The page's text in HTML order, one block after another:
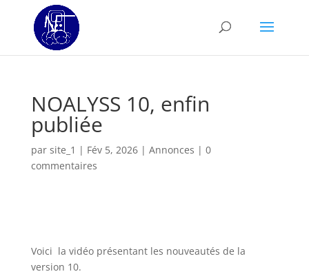
NOALYSS 10, enfin
publiée
par site_1 | Fév 5, 2026| Annonces | 0
commentaires
Voici la vidéo présentant les nouveautés de la
version 10.